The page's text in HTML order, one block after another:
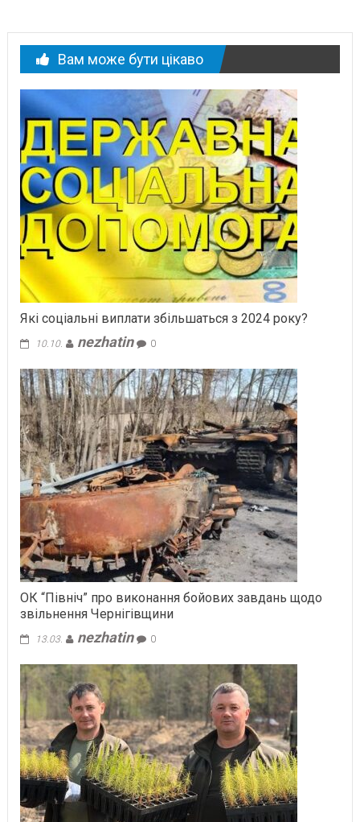
Вам може бути цікаво
Які соціальні виплати збільшаться з 2024 року?
10.10. nezhatin 0
ОК “Північ” про виконання бойових завдань щодо
звільнення Чернігівщини
13.03. nezhatin 0